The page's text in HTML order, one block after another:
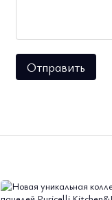
Отправить